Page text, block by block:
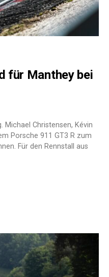
für Manthey bei
Michael Christensen, Kévin
Porsche 911 GT3 R zum
Für den Rennstall aus